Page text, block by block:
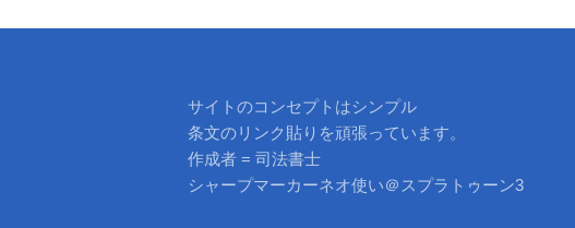
ー
シ
ョ
サイトのコンセプトはシンプル
条文のリンク貼りを頑張っています。
作成者 = 司法書士
シャープマーカーネオ使い＠スプラトゥーン3